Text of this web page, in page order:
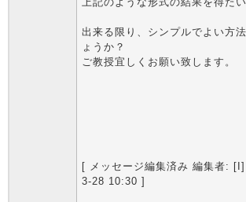
出来る限り、シンプルでよい方
ょうか？
ご教授宜しくお願い致します。
[ メッセージ編集済み 編集者:
3-28 10:30 ]